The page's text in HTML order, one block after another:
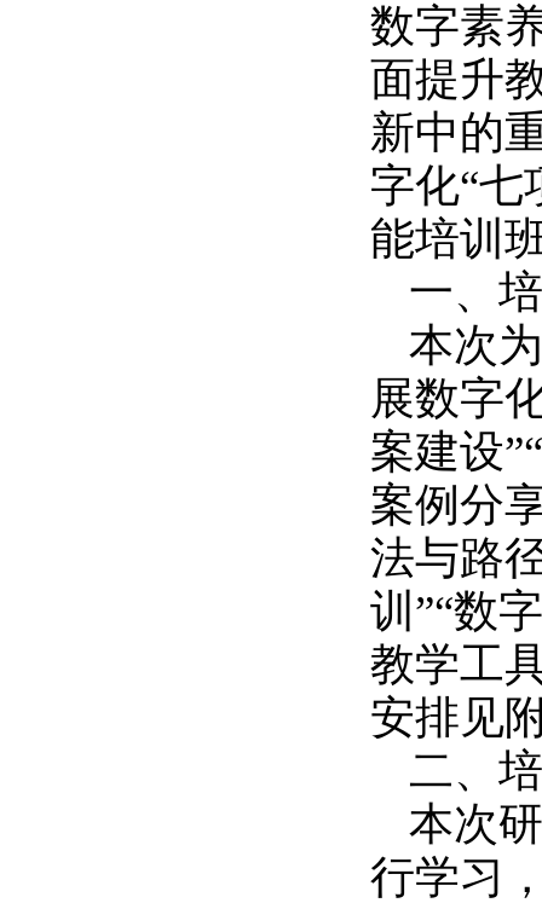
数字素
面提升
新中的
字化“七
能培训
一、
本次
展数字
案建设
案例分
法与路
训”“数
教学工
安排见
二、
本次
行学习